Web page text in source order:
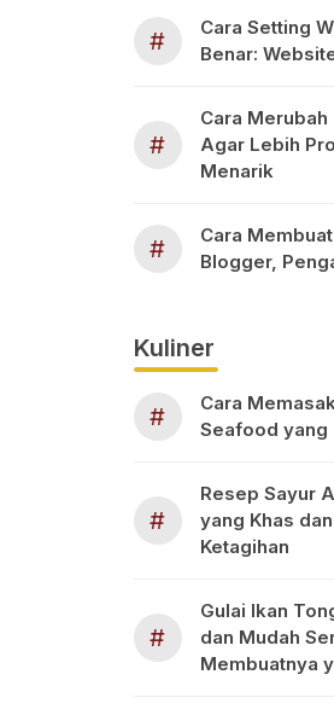
#
Cara Setting
Benar:
#
Cara
Agar Lebih
Menarik
#
Cara
Blogger,
Kuliner
#
Cara
Seafood yang
#
Resep Sayur
yang Khas
Ketagihan
#
Gulai Ikan
dan Mudah
Membuatnya